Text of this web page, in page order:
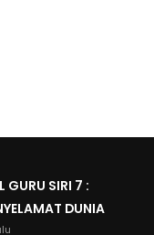
GURU SIRI 7 :
DUNIA